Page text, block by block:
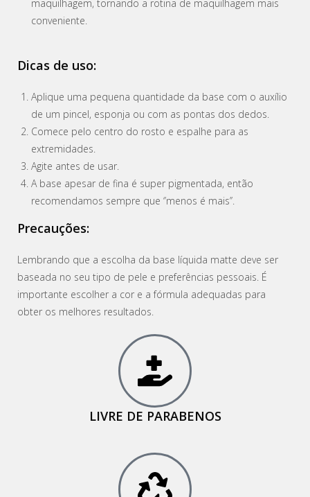
maquilhagem, tornando a rotina de maquilhagem mais
conveniente.
Dicas de uso:
Aplique uma pequena quantidade da base com o auxílio
de um pincel, esponja ou com as pontas dos dedos.
Comece pelo centro do rosto e espalhe para as
extremidades.
Agite antes de usar.
A base apesar de fina é super pigmentada, então
recomendamos sempre que ‘’menos é mais’’.
Precauções:
Lembrando que a escolha da base líquida matte deve ser
baseada no seu tipo de pele e preferências pessoais. É
importante escolher a cor e a fórmula adequadas para
obter os melhores resultados.
LIVRE DE PARABENOS